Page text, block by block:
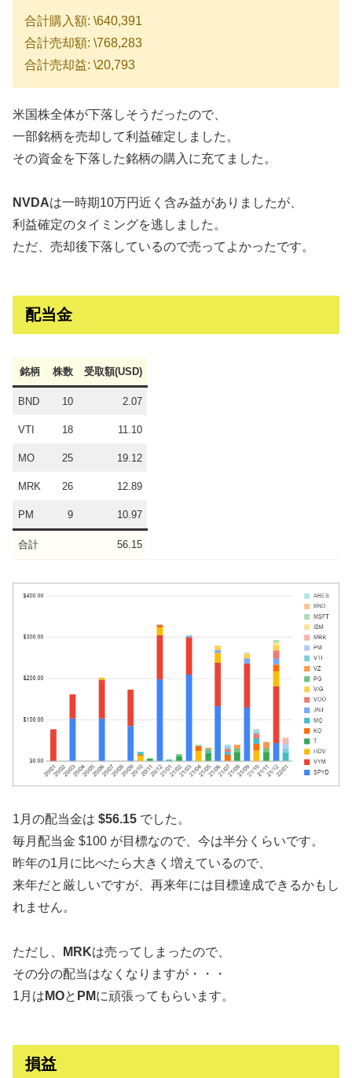
合計購入額: \640,391
合計売却額: \768,283
合計売却益: \20,793
米国株全体が下落しそうだったので、
一部銘柄を売却して利益確定しました。
その資金を下落した銘柄の購入に充てました。
NVDAは一時期10万円近く含み益がありましたが、
利益確定のタイミングを逃しました。
ただ、売却後下落しているので売ってよかったです。
配当金
銘柄 株数 受取額(USD)
BND 10 2.07
VTI 18 11.10
MO 25 19.12
MRK 26 12.89
PM 9 10.97
合計 56.15
1月の配当金は $56.15 でした。
毎月配当金 $100 が目標なので、今は半分くらいです。
昨年の1月に比べたら大きく増えているので、
来年だと厳しいですが、再来年には目標達成できるかもし
れません。
ただし、 MRKは売ってしまったので、
その分の配当はなくなりますが・・・
1月は MOと PMに頑張ってもらいます。
損益